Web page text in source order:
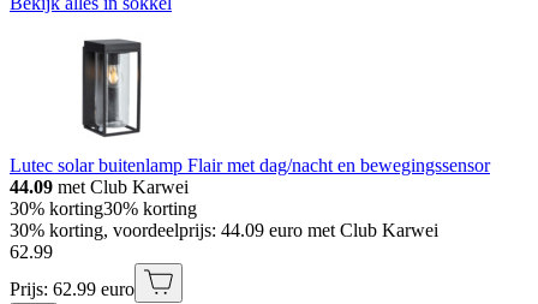
Lutec solar buitenlamp Flair met dag/nacht en bewegingssensor
44.09 met Club Karwei
30% korting30% korting
30% korting, voordeelprijs: 44.09 euro met Club Karwei
62.99
Prijs: 62.99 euro